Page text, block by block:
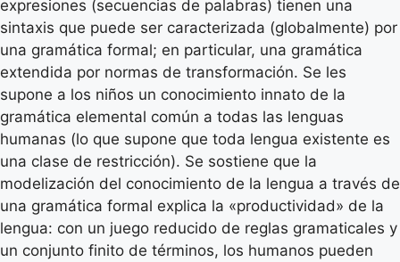
expresiones (secuencias de palabras) tienen una
sintaxis que puede ser caracterizada (globalmente) por
una gramática formal; en particular, una gramática
extendida por normas de transformación. Se les
supone a los niños un conocimiento innato de la
gramática elemental común a todas las lenguas
humanas (lo que supone que toda lengua existente es
una clase de restricción). Se sostiene que la
modelización del conocimiento de la lengua a través de
una gramática formal explica la «productividad» de la
lengua: con un juego reducido de reglas gramaticales y
un conjunto finito de términos, los humanos pueden